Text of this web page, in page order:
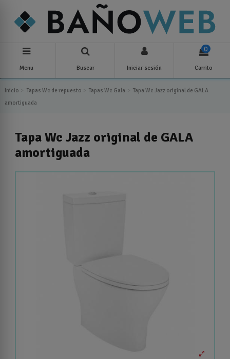
Menu Buscar Iniciar sesión
0
Carrito
Inicio Tapas Wc de repuesto Tapas Wc Gala
Tapa Wc Jazz original de GALA
amortiguada
Tapa Wc Jazz original de GALA
amortiguada